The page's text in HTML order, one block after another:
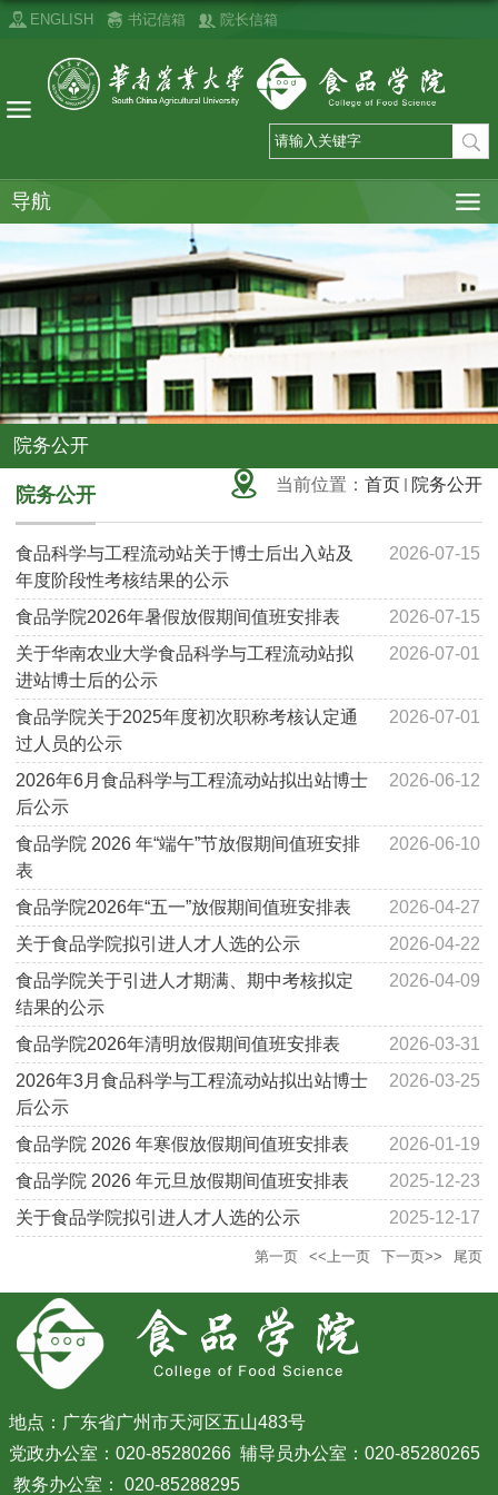
ENGLISH 书记信箱 院长信箱
导航
院务公开
当前位置： 首页 院务公开
院务公开
食品科学与工程流动站关于博士后出入站及
年度阶段性考核结果的公示
2026-07-15
食品学院2026年暑假放假期间值班安排表
2026-07-15
关于华南农业大学食品科学与工程流动站拟
进站博士后的公示
2026-07-01
食品学院关于2025年度初次职称考核认定通
过人员的公示
2026-07-01
2026年6月食品科学与工程流动站拟出站博士
后公示
2026-06-12
食品学院 2026 年“端午”节放假期间值班安排
表
2026-06-10
食品学院2026年“五一”放假期间值班安排表
2026-04-27
关于食品学院拟引进人才人选的公示
2026-04-22
食品学院关于引进人才期满、期中考核拟定
结果的公示
2026-04-09
食品学院2026年清明放假期间值班安排表
2026-03-31
2026年3月食品科学与工程流动站拟出站博士
后公示
2026-03-25
食品学院 2026 年寒假放假期间值班安排表
2026-01-19
食品学院 2026 年元旦放假期间值班安排表
2025-12-23
关于食品学院拟引进人才人选的公示
2025-12-17
第一页 <<上一页 下一页>> 尾页
地点：广东省广州市天河区五山483号
党政办公室：020-85280266 辅导员办公室：020-85280265
教务办公室： 020-85288295